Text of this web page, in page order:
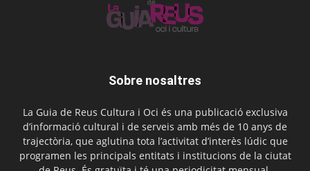
Sobre nosaltres
La Guia de Reus Cultura i Oci és una publicació exclusiva
d’informació cultural i de serveis amb més de 10 anys de
trajectòria, que aglutina tota l’activitat d’interès lúdic que
programen les principals entitats i institucions de la ciutat